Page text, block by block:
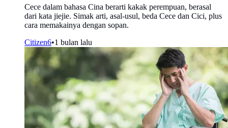
Cece dalam bahasa Cina berarti kakak perempuan, berasal
dari kata jiejie. Simak arti, asal-usul, beda Cece dan Cici, plus
cara memakainya dengan sopan.
Citizen6•1 bulan lalu